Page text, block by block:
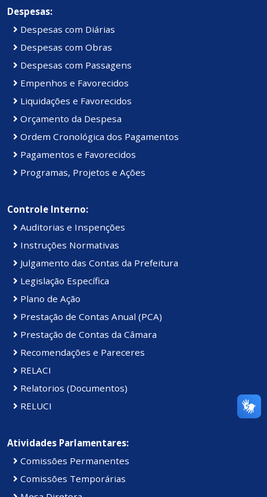
Despesas:
Despesas com Diárias
Despesas com Obras
Despesas com Passagens
Empenhos e Favorecidos
Liquidações e Favorecidos
Orçamento da Despesa
Ordem Cronológica dos Pagamentos
Pagamentos e Favorecidos
Programas, Projetos e Ações
Controle Interno:
Auditorias e Inspenções
Instruções Normativas
Julgamento das Contas da Prefeitura
Legislação Específica
Plano de Ação
Prestação de Contas Anual (PCA)
Prestação de Contas da Câmara
Recomendações e Pareceres
RELACI
Relatorios (Documentos)
RELUCI
Atividades Parlamentares:
Comissões Permanentes
Comissões Temporárias